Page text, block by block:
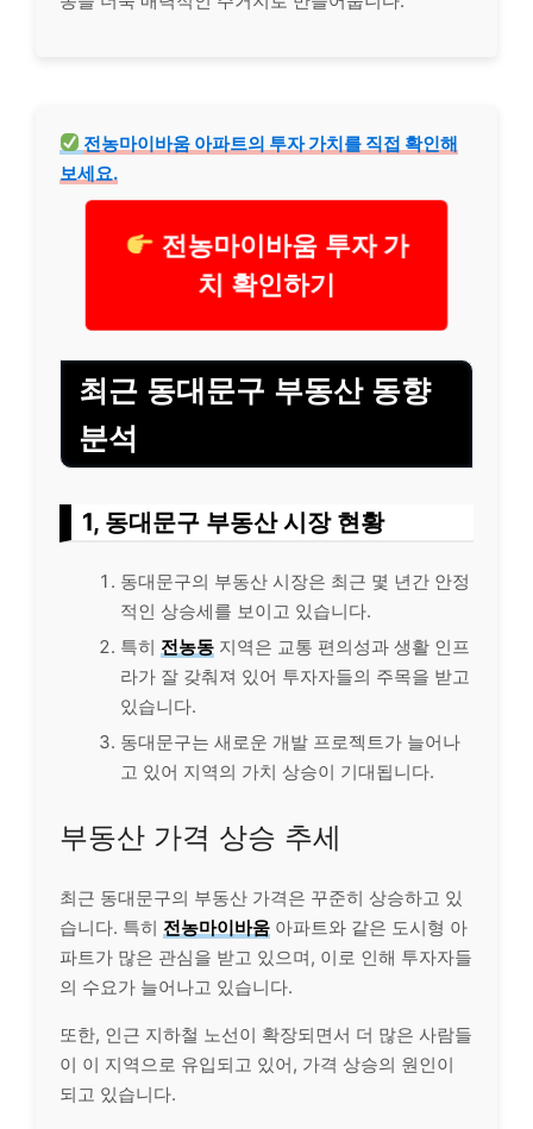
전농마이바움 아파트의 투자 가치를 직접 확인해
보세요.
전농마이바움 투자 가
치 확인하기
최근 동대문구 부동산 동향
분석
1, 동대문구 부동산 시장 현황
동대문구의 부동산 시장은 최근 몇 년간 안정
적인 상승세를 보이고 있습니다.
특히 전농동 지역은 교통 편의성과 생활 인프
라가 잘 갖춰져 있어 투자자들의 주목을 받고
있습니다.
동대문구는 새로운 개발 프로젝트가 늘어나
고 있어 지역의 가치 상승이 기대됩니다.
부동산 가격 상승 추세
최근 동대문구의 부동산 가격은 꾸준히 상승하고 있
습니다. 특히 전농마이바움 아파트와 같은 도시형 아
파트가 많은 관심을 받고 있으며, 이로 인해 투자자들
의 수요가 늘어나고 있습니다.
또한, 인근 지하철 노선이 확장되면서 더 많은 사람들
이 이 지역으로 유입되고 있어, 가격 상승의 원인이
되고 있습니다.